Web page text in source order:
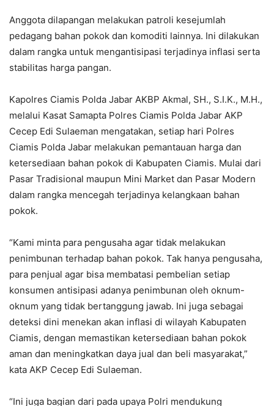
Anggota dilapangan melakukan patroli kesejumlah
pedagang bahan pokok dan komoditi lainnya. Ini dilakukan
dalam rangka untuk mengantisipasi terjadinya inflasi serta
stabilitas harga pangan.
Kapolres Ciamis Polda Jabar AKBP Akmal, SH., S.I.K., M.H.,
melalui Kasat Samapta Polres Ciamis Polda Jabar AKP
Cecep Edi Sulaeman mengatakan, setiap hari Polres
Ciamis Polda Jabar melakukan pemantauan harga dan
ketersediaan bahan pokok di Kabupaten Ciamis. Mulai dari
Pasar Tradisional maupun Mini Market dan Pasar Modern
dalam rangka mencegah terjadinya kelangkaan bahan
pokok.
“Kami minta para pengusaha agar tidak melakukan
penimbunan terhadap bahan pokok. Tak hanya pengusaha,
para penjual agar bisa membatasi pembelian setiap
konsumen antisipasi adanya penimbunan oleh oknum-
oknum yang tidak bertanggung jawab. Ini juga sebagai
deteksi dini menekan akan inflasi di wilayah Kabupaten
Ciamis, dengan memastikan ketersediaan bahan pokok
aman dan meningkatkan daya jual dan beli masyarakat,”
kata AKP Cecep Edi Sulaeman.
“Ini juga bagian dari pada upaya Polri mendukung